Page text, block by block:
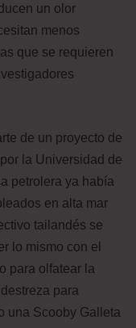
un olor
menos
que se requieren
de un proyecto de
la Universidad de
petrolera ya había
en alta mar
tailandés se
lo mismo con el
para olfatear la
para
una Scooby Galleta